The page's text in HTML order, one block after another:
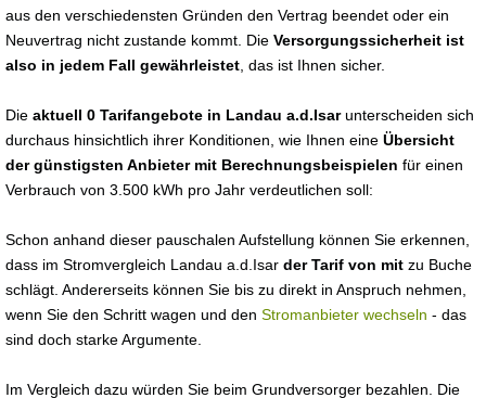
aus den verschiedensten Gründen den Vertrag beendet oder ein
Neuvertrag nicht zustande kommt. Die Versorgungssicherheit ist
also in jedem Fall gewährleistet , das ist Ihnen sicher.
Die aktuell 0 Tarifangebote in Landau a.d.Isarunterscheiden sich
durchaus hinsichtlich ihrer Konditionen, wie Ihnen eine Übersicht
der günstigsten Anbieter mit Berechnungsbeispielen für einen
Verbrauch von 3.500 kWh pro Jahr verdeutlichen soll:
Schon anhand dieser pauschalen Aufstellung können Sie erkennen,
dass im Stromvergleich Landau a.d.Isar der Tarif von mit zu Buche
schlägt. Andererseits können Sie bis zu direkt in Anspruch nehmen,
wenn Sie den Schritt wagen und den Stromanbieter wechseln - das
sind doch starke Argumente.
Im Vergleich dazu würden Sie beim Grundversorger bezahlen. Die